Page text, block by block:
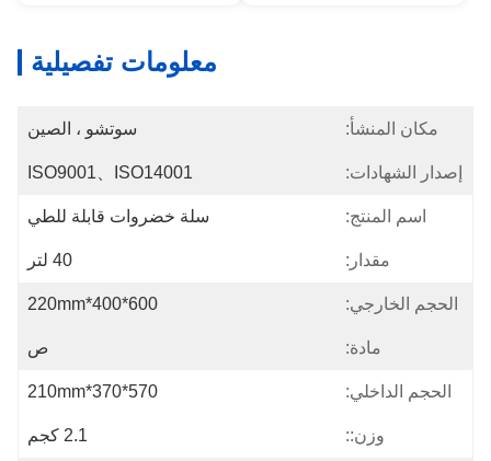
معلومات تفصيلية
مكان المنشأ: سوتشو ، الصين
إصدار الشهادات: ISO9001、ISO14001
اسم المنتج: سلة خضروات قابلة للطي
مقدار: 40 لتر
الحجم الخارجي: 600*400*220mm
مادة: ص
الحجم الداخلي: 570*370*210mm
وزن:: 2.1 كجم